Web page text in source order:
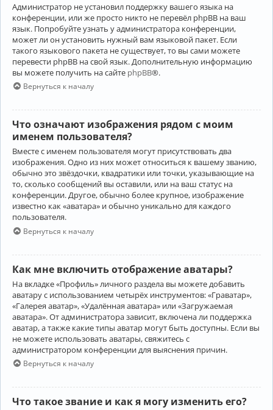
Администратор не установил поддержку вашего языка на
конференции, или же просто никто не перевёл phpBB на ваш
язык. Попробуйте узнать у администратора конференции,
может ли он установить нужный вам языковой пакет. Если
такого языкового пакета не существует, то вы сами можете
перевести phpBB на свой язык. Дополнительную информацию
вы можете получить на сайте phpBB®.
Вернуться к началу
Что означают изображения рядом с моим
именем пользователя?
Вместе с именем пользователя могут присутствовать два
изображения. Одно из них может относиться к вашему званию,
обычно это звёздочки, квадратики или точки, указывающие на
то, сколько сообщений вы оставили, или на ваш статус на
конференции. Другое, обычно более крупное, изображение
известно как «аватара» и обычно уникально для каждого
пользователя.
Вернуться к началу
Как мне включить отображение аватары?
На вкладке «Профиль» личного раздела вы можете добавить
аватару с использованием четырёх инструментов: «Граватар»,
«Галерея аватар», «Удалённая аватара» или «Загружаемая
аватара». От администратора зависит, включена ли поддержка
аватар, а также какие типы аватар могут быть доступны. Если вы
не можете использовать аватары, свяжитесь с
администратором конференции для выяснения причин.
Вернуться к началу
Что такое звание и как я могу изменить его?